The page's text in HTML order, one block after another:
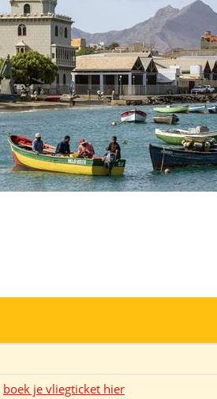
boek je vliegticket hier